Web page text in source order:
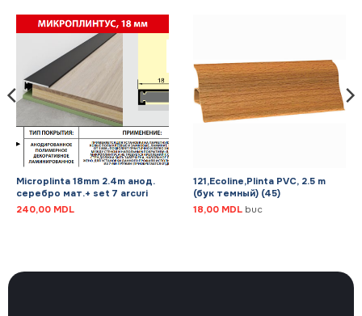
Microplinta 18mm 2.4m анод.
серебро мат.+ set 7 arcuri
240,00 MDL
121,Ecoline,Plinta PVC, 2.5 m
(бук темный) (45)
18,00 MDL buc